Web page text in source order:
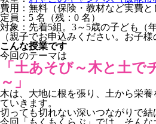
費用：無料（保険・教材など実費と
定員：5 名 （残：0 名 ）
対象：先着5組。3～5歳の子ども（
（親子でお申込みください。お子
こんな授業です
今回のテーマは
「土あそび～木と土で
～」
木は、大地に根を張り、土から栄
ていきます。
切っても切れない深いつながりで結
今回「もくもくらぶ」では、そんな